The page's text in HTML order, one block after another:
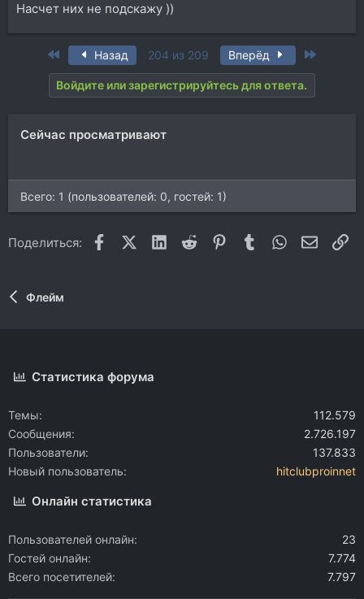
Насчет них не подскажу ))
First Назад 204 из 209 Вперёд
Войдите или зарегистрируйтесь для ответа.
Сейчас просматривают
Всего: 1 (пользователей: 0, гостей: 1)
Поделиться: FacebookX (Twitter)
LinkedIn
Reddit Pinterest
Tumblr WhatsApp
Флейм
Статистика форума
Темы
112.579
Сообщения
2.726.197
Пользователи
137.833
Новый пользователь
hitclubproinnet
Онлайн статистика
Пользователей онлайн
23
Гостей онлайн
7.774
Всего посетителей
7.797